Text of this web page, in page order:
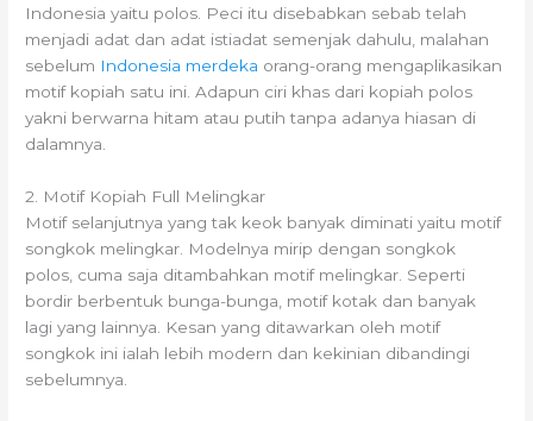
Indonesia yaitu polos. Peci itu disebabkan sebab telah
menjadi adat dan adat istiadat semenjak dahulu, malahan
sebelum Indonesia merdeka orang-orang mengaplikasikan
motif kopiah satu ini. Adapun ciri khas dari kopiah polos
yakni berwarna hitam atau putih tanpa adanya hiasan di
dalamnya.
2. Motif Kopiah Full Melingkar
Motif selanjutnya yang tak keok banyak diminati yaitu motif
songkok melingkar. Modelnya mirip dengan songkok
polos, cuma saja ditambahkan motif melingkar. Seperti
bordir berbentuk bunga-bunga, motif kotak dan banyak
lagi yang lainnya. Kesan yang ditawarkan oleh motif
songkok ini ialah lebih modern dan kekinian dibandingi
sebelumnya.